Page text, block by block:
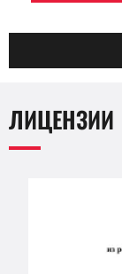
ЛИЦЕНЗИИ